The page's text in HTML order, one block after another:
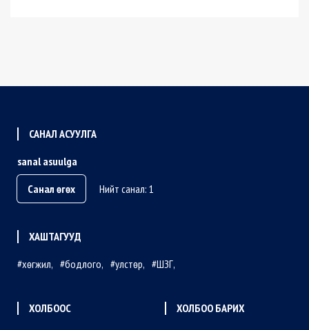
САНАЛ АСУУЛГА
sanal asuulga
Санал өгөх
Нийт санал: 1
ХАШТАГУУД
хөгжил
бодлого улстөр ШЗГ
ХОЛБООС
ХОЛБОО БАРИХ